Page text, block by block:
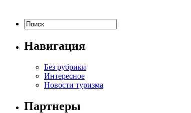
Навигация
Без рубрики
Интересное
Новости туризма
Партнеры